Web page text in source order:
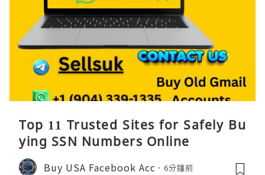
Top 11 Trusted Sites for Safely Bu
ying SSN Numbers Online
Buy USA Facebook Acc 6分鐘前